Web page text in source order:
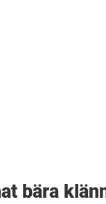
bära